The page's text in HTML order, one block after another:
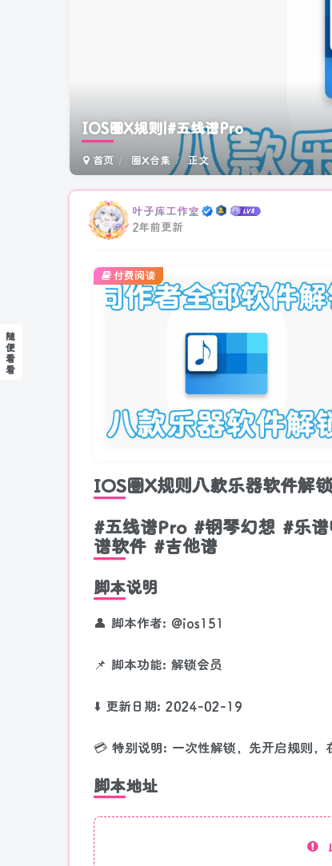
IOS圈X规则|#五线谱Pro
首页 圈X合集 正文
叶子库工作室
2年前更新
付费阅读
IOS圈X规则八款乐器软件解锁
#五线谱Pro #钢琴幻想 #乐
谱软件 #吉他谱
脚本说明
👤 脚本作者: @ios151
📌 脚本功能: 解锁会员
⬇️ 更新日期: 2024-02-19
💳 特别说明: 一次性解锁，先开启规则
脚本地址
随
便
看
看